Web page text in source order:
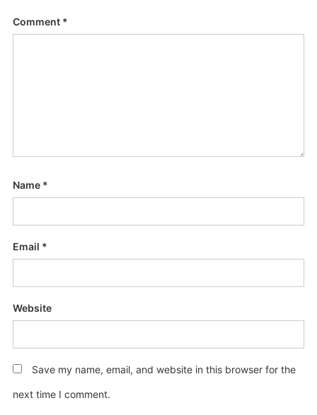
Comment *
Name *
Email *
Website
Save my name, email, and website in this browser for the
next time I comment.